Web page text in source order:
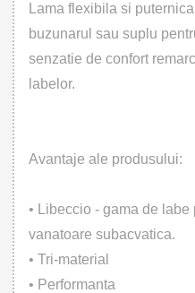
Lama flexibila si
buzunarul sau suplu
senzatie de confort
labelor.
Avantaje ale produsului:
• Libeccio - gama de labe
vanatoare subacvatica.
• Tri-material
• Performanta